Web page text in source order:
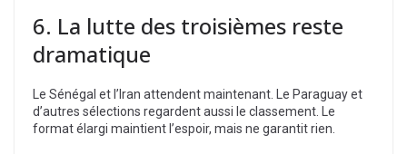
6. La lutte des troisièmes reste
dramatique
Le Sénégal et l’Iran attendent maintenant. Le Paraguay et
d’autres sélections regardent aussi le classement. Le
format élargi maintient l’espoir, mais ne garantit rien.